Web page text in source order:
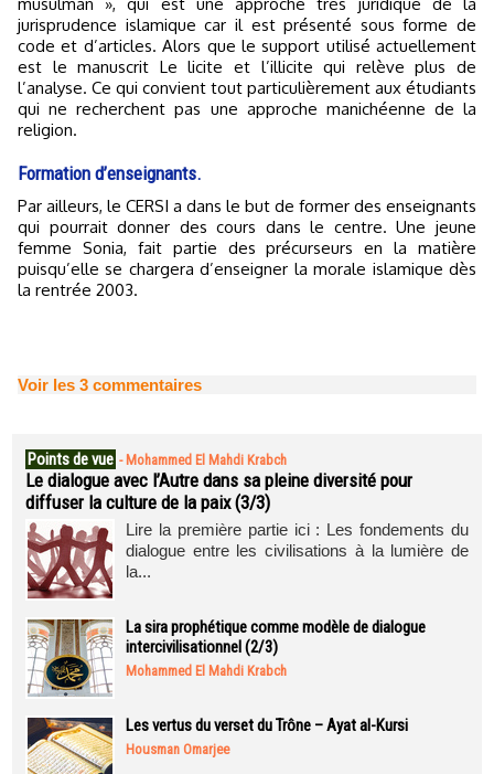
jurisprudence islamique car il est présenté sous forme de
code et d’articles. Alors que le support utilisé actuellement
est le manuscrit Le licite et l’illicite qui relève plus de
l’analyse. Ce qui convient tout particulièrement aux étudiants
qui ne recherchent pas une approche manichéenne de la
religion.
Formation d’enseignants.
Par ailleurs, le CERSI a dans le but de former des enseignants
qui pourrait donner des cours dans le centre. Une jeune
femme Sonia, fait partie des précurseurs en la matière
puisqu’elle se chargera d’enseigner la morale islamique dès
la rentrée 2003.
Voir les 3 commentaires
Points de vue - Mohammed El Mahdi Krabch
Le dialogue avec l’Autre dans sa pleine diversité pour
diffuser la culture de la paix (3/3)
Lire la première partie ici : Les fondements du
dialogue entre les civilisations à la lumière de
la...
La sira prophétique comme modèle de dialogue
intercivilisationnel (2/3)
Mohammed El Mahdi Krabch
Les vertus du verset du Trône – Ayat al-Kursi
Housman Omarjee